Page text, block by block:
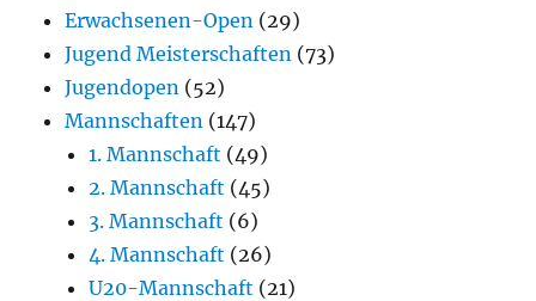
Erwachsenen-Open (29)
Jugend Meisterschaften (73)
Jugendopen (52)
Mannschaften (147)
1. Mannschaft (49)
2. Mannschaft (45)
3. Mannschaft (6)
4. Mannschaft (26)
U20-Mannschaft (21)